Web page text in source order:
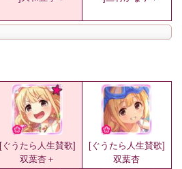
[ぐうたら人生賛歌]
双葉杏＋
[ぐうたら人生賛歌]
双葉杏